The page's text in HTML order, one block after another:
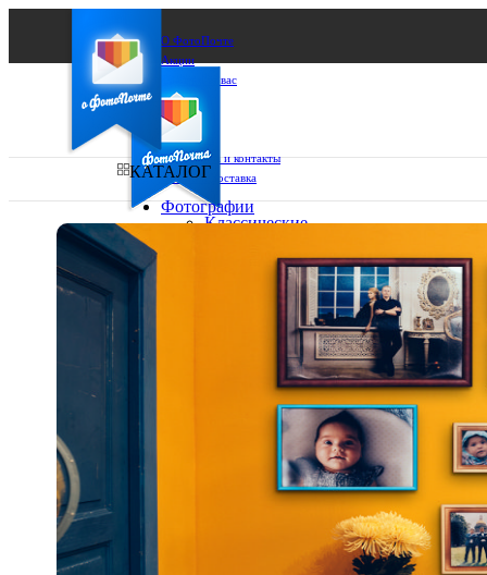
О ФотоПочте
Акции
Сделаем за вас
Бизнесу
FAQ
Франшиза
Поддержка и контакты
Оплата и доставка
Ваш город:
Выберите из списка:
КАТАЛОГ
Фотографии
Классические
10х10
10х15
15х15
15х20
20х20
20х30
30х30
30х40